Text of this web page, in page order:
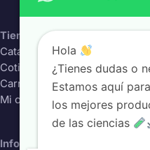
Tienda
Catálogo completo
Cotizador
Carrito
Mi cuenta
Información
Hola
¿Tienes dudas o
Estamos aquí
los mejores
de las ciencias